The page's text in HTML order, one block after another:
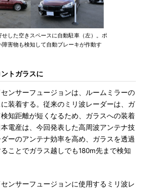
せした空きスペースに自動駐車（左）。ポ
障害物も検知して自動ブレーキが作動す
トガラスに
ンサーフュージョンは、ルームミラーの
装着する。従来のミリ波レーダーは、ガ
知距離が短くなるため、ガラスへの装着
電産は、今回発表した高周波アンテナ技
ーのアンテナ効率を高め、ガラスを透過
ことでガラス越しでも180m先まで検知
ンサーフュージョンに使用するミリ波レ